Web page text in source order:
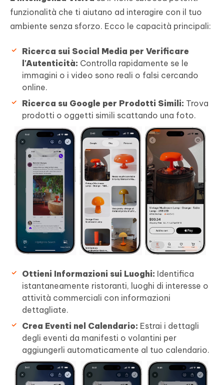
funzionalità che ti aiutano ad interagire con il tuo
ambiente senza sforzo. Ecco le capacità principali:
Ricerca sui Social Media per Verificare
l'Autenticità: Controlla rapidamente se le
immagini o i video sono reali o falsi cercando
online.
Ricerca su Google per Prodotti Simili: Trova
prodotti o oggetti simili scattando una foto.
Ottieni Informazioni sui Luoghi: Identifica
istantaneamente ristoranti, luoghi di interesse o
attività commerciali con informazioni
dettagliate.
Crea Eventi nel Calendario: Estrai i dettagli
degli eventi da manifesti o volantini per
aggiungerli automaticamente al tuo calendario.